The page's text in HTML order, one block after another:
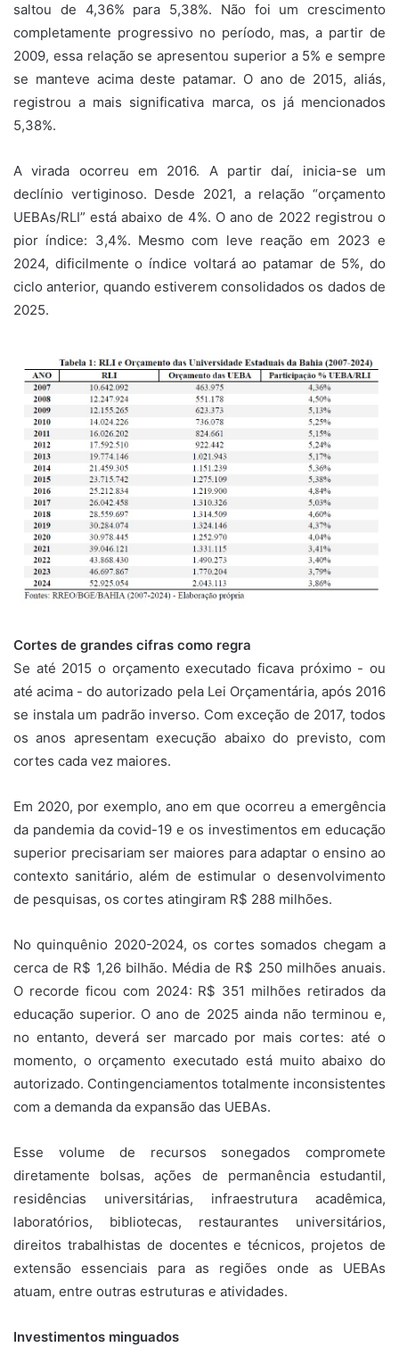
saltou de 4,36% para 5,38%. Não foi um crescimento
completamente progressivo no período, mas, a partir de
2009, essa relação se apresentou superior a 5% e sempre
se manteve acima deste patamar. O ano de 2015, aliás,
registrou a mais significativa marca, os já mencionados
5,38%.
A virada ocorreu em 2016. A partir daí, inicia-se um
declínio vertiginoso. Desde 2021, a relação “orçamento
UEBAs/RLI” está abaixo de 4%. O ano de 2022 registrou o
pior índice: 3,4%. Mesmo com leve reação em 2023 e
2024, dificilmente o índice voltará ao patamar de 5%, do
ciclo anterior, quando estiverem consolidados os dados de
2025.
Cortes de grandes cifras como regra
Se até 2015 o orçamento executado ficava próximo - ou
até acima - do autorizado pela Lei Orçamentária, após 2016
se instala um padrão inverso. Com exceção de 2017, todos
os anos apresentam execução abaixo do previsto, com
cortes cada vez maiores.
Em 2020, por exemplo, ano em que ocorreu a emergência
da pandemia da covid-19 e os investimentos em educação
superior precisariam ser maiores para adaptar o ensino ao
contexto sanitário, além de estimular o desenvolvimento
de pesquisas, os cortes atingiram R$ 288 milhões.
No quinquênio 2020-2024, os cortes somados chegam a
cerca de R$ 1,26 bilhão. Média de R$ 250 milhões anuais.
O recorde ficou com 2024: R$ 351 milhões retirados da
educação superior. O ano de 2025 ainda não terminou e,
no entanto, deverá ser marcado por mais cortes: até o
momento, o orçamento executado está muito abaixo do
autorizado. Contingenciamentos totalmente inconsistentes
com a demanda da expansão das UEBAs.
Esse volume de recursos sonegados compromete
diretamente bolsas, ações de permanência estudantil,
residências universitárias, infraestrutura acadêmica,
laboratórios, bibliotecas, restaurantes universitários,
direitos trabalhistas de docentes e técnicos, projetos de
extensão essenciais para as regiões onde as UEBAs
atuam, entre outras estruturas e atividades.
Investimentos minguados